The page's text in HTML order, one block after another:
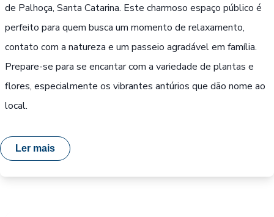
de Palhoça, Santa Catarina. Este charmoso espaço público é
perfeito para quem busca um momento de relaxamento,
contato com a natureza e um passeio agradável em família.
Prepare-se para se encantar com a variedade de plantas e
flores, especialmente os vibrantes antúrios que dão nome ao
local.
Ler mais